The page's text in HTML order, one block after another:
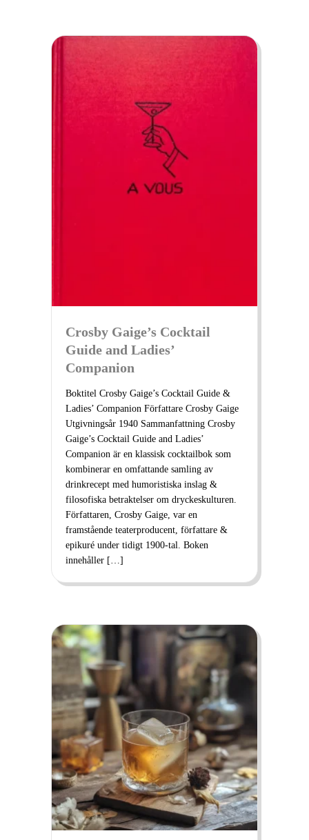
Crosby Gaige’s Cocktail
Guide and Ladies’
Companion
Boktitel Crosby Gaige’s Cocktail Guide &
Ladies’ Companion Författare Crosby Gaige
Utgivningsår 1940 Sammanfattning Crosby
Gaige’s Cocktail Guide and Ladies’
Companion är en klassisk cocktailbok som
kombinerar en omfattande samling av
drinkrecept med humoristiska inslag &
filosofiska betraktelser om dryckeskulturen.
Författaren, Crosby Gaige, var en
framstående teaterproducent, författare &
epikuré under tidigt 1900-tal. Boken
innehåller […]